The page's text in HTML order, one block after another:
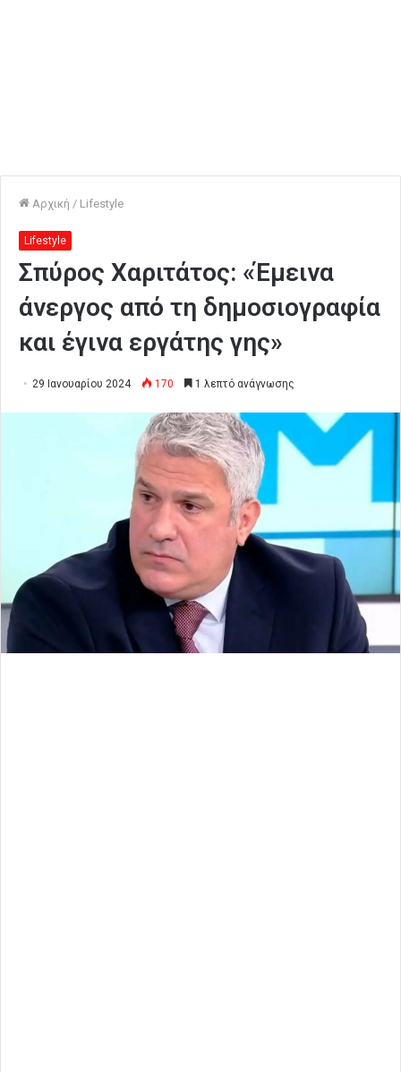
Αρχική / Lifestyle
Lifestyle
Σπύρος Χαριτάτος: «Έμεινα
άνεργος από τη δημοσιογραφία
και έγινα εργάτης γης»
29 Ιανουαρίου 2024 170 1 λεπτό ανάγνωσης